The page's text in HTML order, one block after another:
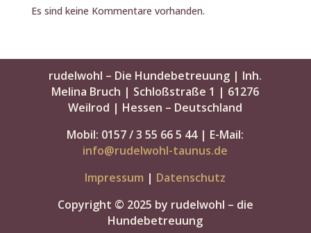
Es sind keine Kommentare vorhanden.
rudelwohl – Die Hundebetreuung | Inh.
Melina Bruch | Schloßstraße 1 | 61276
Weilrod | Hessen – Deutschland
Mobil: 0157 / 3 55 66 5 44 | E-Mail:
info@rudelwohl-taunus.de
Impressum | Datenschutz
Copyright © 2025 by rudelwohl – die
Hundebetreuung